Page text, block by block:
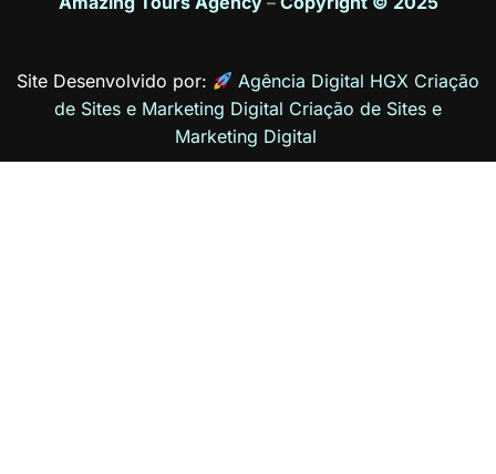
Site Desenvolvido por:
Agência Digital HGX Criação
de Sites e Marketing Digital Criação de Sites e
Marketing Digital